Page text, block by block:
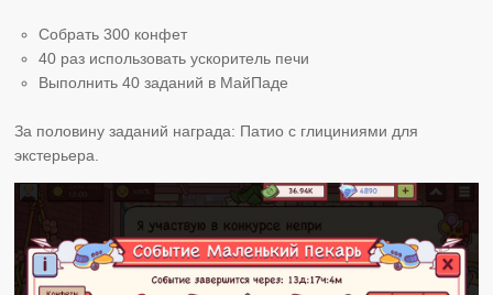
Собрать 300 конфет
40 раз использовать ускоритель печи
Выполнить 40 заданий в МайПаде
За половину заданий награда: Патио с глициниями для
экстерьера.